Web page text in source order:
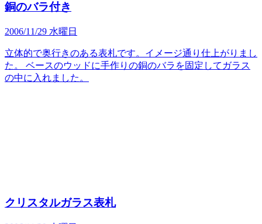
銅のバラ付き
2006/11/29 水曜日
立体的で奥行きのある表札です。イメージ通り仕上がりまし
た。 ベースのウッドに手作りの銅のバラを固定してガラス
の中に入れました。
クリスタルガラス表札